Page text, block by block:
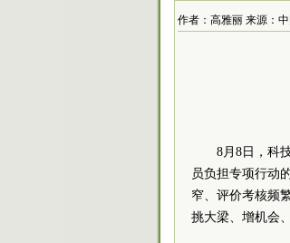
作者：高雅丽 来源：
8月8日，科
员负担专项行动
窄、评价考核频
挑大梁、增机会